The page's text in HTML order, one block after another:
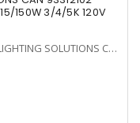
150W 3/4/5K 120V
CURRENT LIGHTING SOLUTIONS CAN